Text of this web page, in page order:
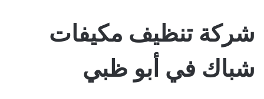
شركة تنظيف مكيفات
شباك في أبو ظبي